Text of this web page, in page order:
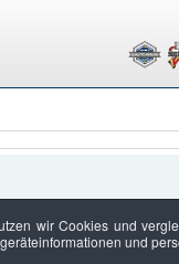
wir Cookies und
und